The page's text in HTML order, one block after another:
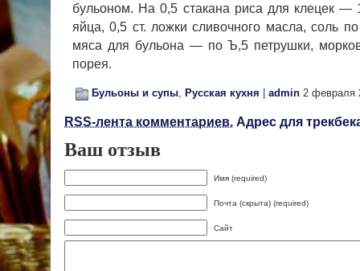
бульоном. На 0,5 стакана риса для клецек —
яйца, 0,5 ст. ложки сливочного масла, соль
мяса для бульона — по Ъ,5 петрушки,
порея.
Бульоны и супы, Русская кухня admin 2 февраля
RSS-лента комментариев. Адрес для
Ваш отзыв
Имя (required)
Почта (скрыта) (required)
Сайт